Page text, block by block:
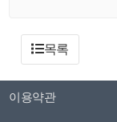
목록
이용약관